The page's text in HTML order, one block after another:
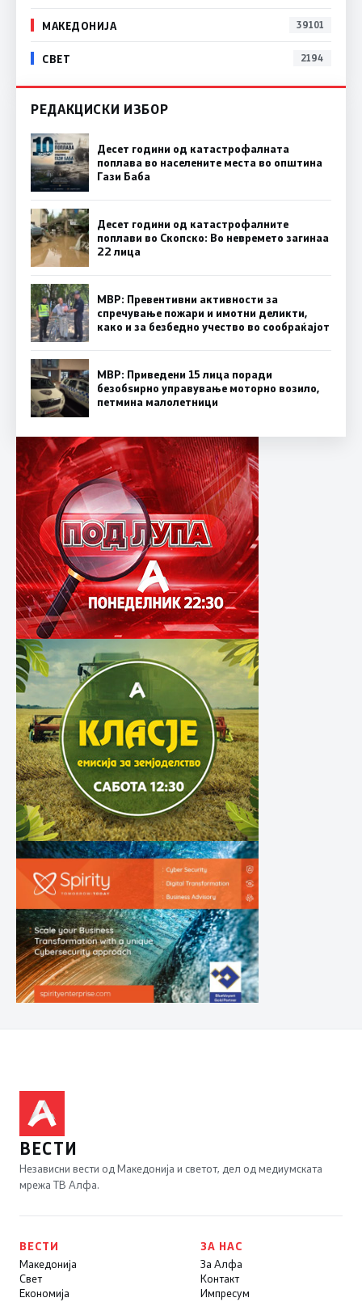
МАКЕДОНИЈА 39101
СВЕТ 2194
РЕДАКЦИСКИ ИЗБОР
Десет години од катастрофалната
поплава во населените места во општина
Гази Баба
Десет години од катастрофалните
поплави во Скопско: Во невремето загинаа
22 лица
МВР: Превентивни активности за
спречување пожари и имотни деликти,
како и за безбедно учество во сообраќајот
МВР: Приведени 15 лица поради
безобѕирно управување моторно возило,
петмина малолетници
ВЕСТИ
Независни вести од Македонија и светот, дел од медиумската
мрежа ТВ Алфа.
ВЕСТИ
Македонија
Свет
Економија
ЗА НАС
За Алфа
Контакт
Импресум